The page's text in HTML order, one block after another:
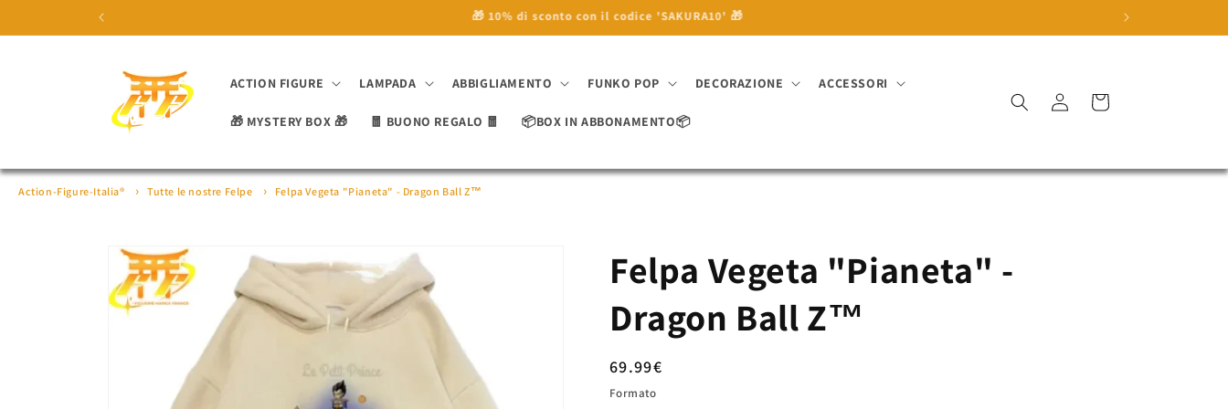
direttamente
ai contenuti
🎁 10% di sconto con il codice 'SAKURA10' 🎁
ACTION FIGURE LAMPADA ABBIGLIAMENTO FUNKO POP DECORAZIONE ACCESSORI
🎁 MYSTERY BOX 🎁 🧧 BUONO REGALO 🧧 📦BOX IN ABBONAMENTO📦
Accedi Carrello
Action-Figure-Italia® Tutte le nostre Felpe Felpa Vegeta "Pianeta" - Dragon Ball Z™
Passa alle
informazioni
sul prodotto
Felpa Vegeta "Pianeta" -
Dragon Ball Z™
Prezzo
di
69.99€
Formato